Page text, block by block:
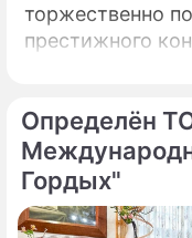
торжественно
престижного
реализованный
Определён
Гордых"